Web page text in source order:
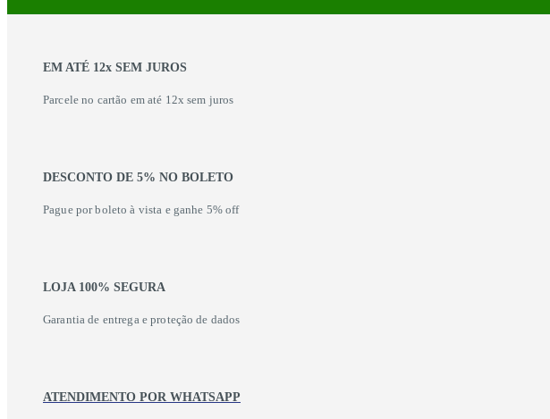
EM ATÉ 12x SEM JUROS
Parcele no cartão em até 12x sem juros
DESCONTO DE 5% NO BOLETO
Pague por boleto à vista e ganhe 5% off
LOJA 100% SEGURA
Garantia de entrega e proteção de dados
ATENDIMENTO POR WHATSAPP